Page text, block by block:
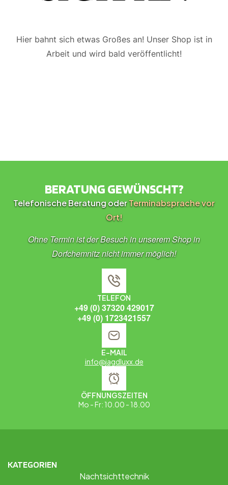
Hier bahnt sich etwas Großes an! Unser Shop ist in
Arbeit und wird bald veröffentlicht!
BERATUNG GEWÜNSCHT?
Telefonische Beratung oderTerminabsprache vor
Ort!
Ohne Termin ist der Besuch in unserem Shop in
Dorfchemnitz nicht immer möglich!
TELEFON
+49 (0) 37320 429017
+49 (0) 1723421557
E-MAIL
info@jagdluxx.de
ÖFFNUNGSZEITEN
Mo - Fr: 10.00 - 18.00
KATEGORIEN
Nachtsichttechnik